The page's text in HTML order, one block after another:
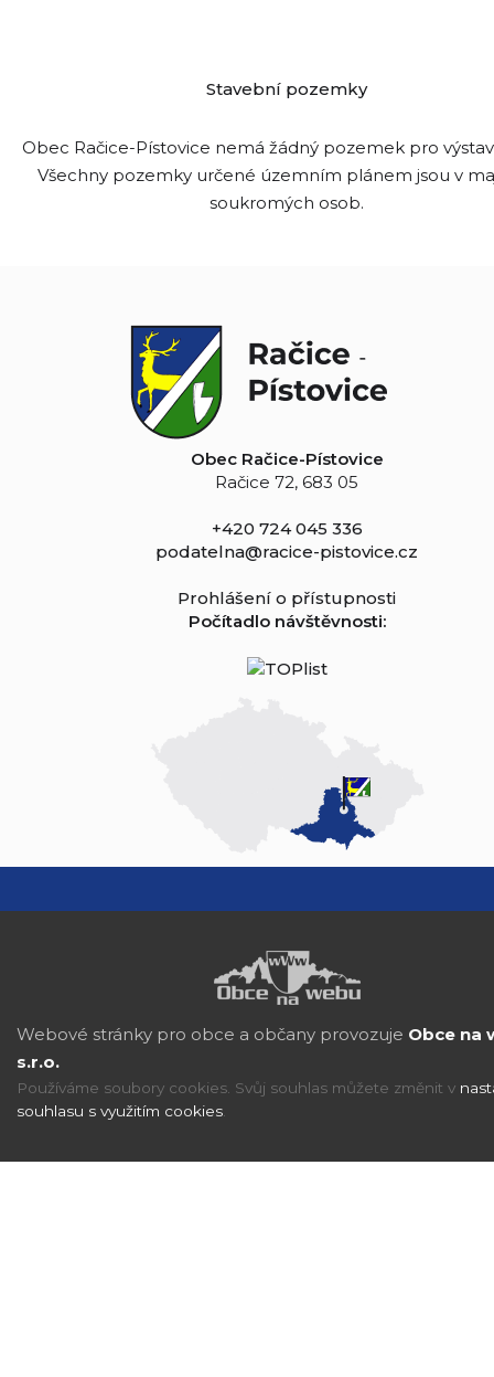
Stavební pozemky
Obec Račice-Pístovice nemá žádný pozemek pro
Všechny pozemky určené územním plánem jsou v
soukromých osob.
Obec Račice-Pístovice
Račice 72, 683 05
+420 724 045 336
podatelna@racice-pistovice.cz
Prohlášení o přístupnosti
Počítadlo návštěvnosti:
Webové stránky pro obce a občany provozuje Obce na
s.r.o.
Používáme soubory cookies. Svůj souhlas můžete změnit v
souhlasu s využitím cookies